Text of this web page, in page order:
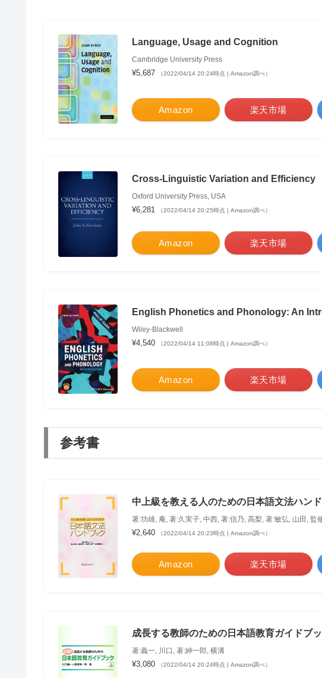
Language, Usage and Cognition
Cambridge University Press
¥5,687 （2022/04/14 20:24時点 | Amazon調べ）
Amazon 楽天市場
Cross-Linguistic Variation and Efficiency
Oxford University Press, USA
¥6,281 （2022/04/14 20:25時点 | Amazon調べ）
Amazon 楽天市場
English Phonetics and Phonology: An
Wiley-Blackwell
¥4,540 （2022/04/14 11:08時点 | Amazon調べ）
Amazon 楽天市場
参考書
中上級を教える人のための日本語文法ハン
著:功雄, 庵, 著:久実子, 中西, 著:信乃, 高梨, 著:敏弘, 山田, 監
¥2,640 （2022/04/14 20:23時点 | Amazon調べ）
Amazon 楽天市場
成長する教師のための日本語教育ガイドブッ
著:義一, 川口, 著:紳一郎, 横溝
¥3,080 （2022/04/14 20:24時点 | Amazon調べ）